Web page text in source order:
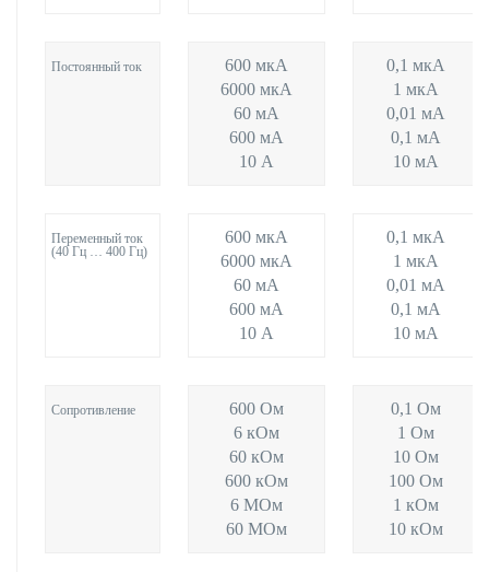
Постоянный ток
600 мкА
6000 мкА
60 мА
600 мА
10 А
0,1 мкА
1 мкА
0,01 мА
0,1 мА
10 мА
Переменный ток
(40 Гц … 400 Гц)
600 мкА
6000 мкА
60 мА
600 мА
10 А
0,1 мкА
1 мкА
0,01 мА
0,1 мА
10 мА
Сопротивление
600 Ом
6 кОм
60 кОм
600 кОм
6 МОм
60 МОм
0,1 Ом
1 Ом
10 Ом
100 Ом
1 кОм
10 кОм